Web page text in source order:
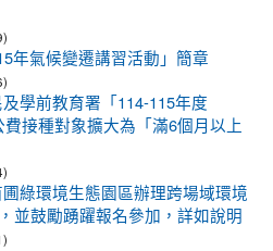
年氣候變遷講習活動」簡章
學前教育署「114-115年度
接種對象擴大為「滿6個月以上
圃綠環境生態園區辦理跨場域環境
並鼓勵踴躍報名參加，詳如說明